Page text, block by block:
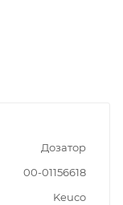
Дозатор
00-01156618
Keuco